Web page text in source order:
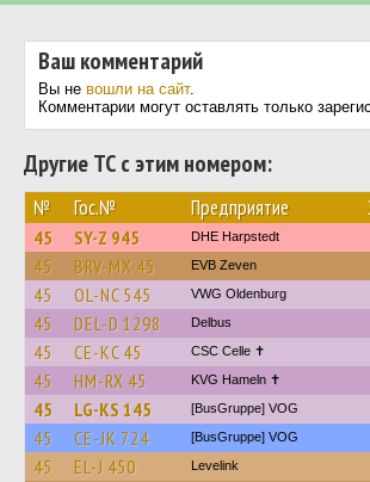
Ваш комментарий
Вы не вошли на сайт.
Комментарии могут оставлять только
Другие ТС с этим номером:
№ Гос.№ Предприятие
45 SY-Z 945 DHE Harpstedt
45 BRV-MX 45 EVB Zeven
45 OL-NC 545 VWG Oldenburg
45 DEL-D 1298 Delbus
45 CE-KC 45 CSC Celle ✝
45 HM-RX 45 KVG Hameln ✝
45 LG-KS 145 [BusGruppe] VOG
45 CE-JK 724 [BusGruppe] VOG
45 EL-J 450 Levelink